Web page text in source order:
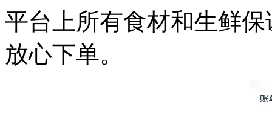
平台上所有食材和生鲜
放心下单。